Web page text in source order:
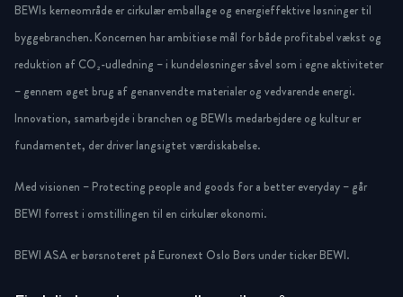
BEWIs kerneområde er cirkulær emballage og energieffektive løsninger til
byggebranchen. Koncernen har ambitiøse mål for både profitabel vækst og
reduktion af CO₂-udledning – i kundeløsninger såvel som i egne aktiviteter
– gennem øget brug af genanvendte materialer og vedvarende energi.
Innovation, samarbejde i branchen og BEWIs medarbejdere og kultur er
fundamentet, der driver langsigtet værdiskabelse.
Med visionen – Protecting people and goods for a better everyday – går
BEWI forrest i omstillingen til en cirkulær økonomi.
BEWI ASA er børsnoteret på Euronext Oslo Børs under ticker BEWI.